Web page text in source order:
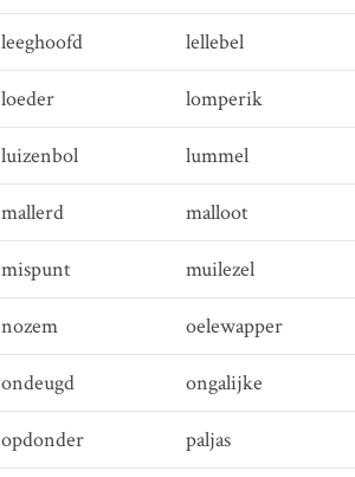
leeghoofd lellebel
loeder lomperik
luizenbol lummel
mallerd malloot
mispunt muilezel
nozem oelewapper
ondeugd ongalijke
opdonder paljas